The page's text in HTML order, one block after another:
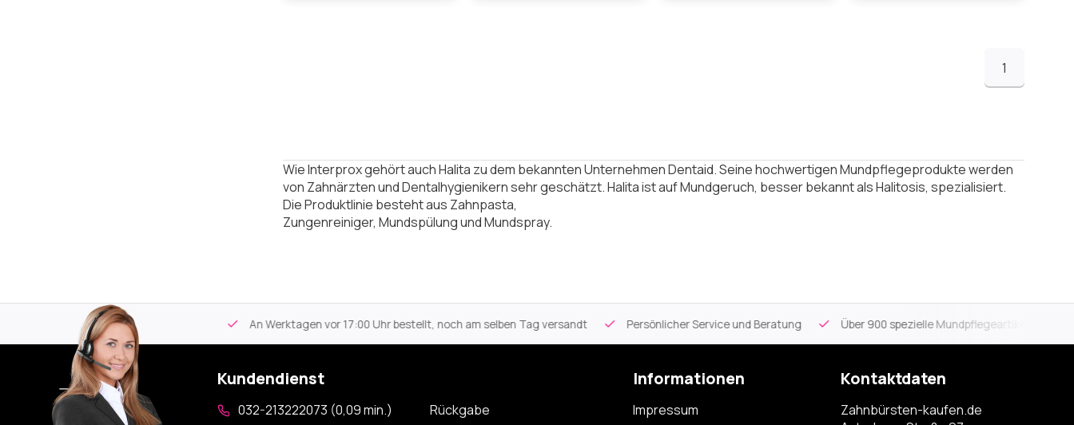
1
Wie Interprox gehört auch Halita zu dem bekannten Unternehmen Dentaid. Seine hochwertigen Mundpflegeprodukte werden
von Zahnärzten und Dentalhygienikern sehr geschätzt. Halita ist auf Mundgeruch, besser bekannt als Halitosis, spezialisiert.
Die Produktlinie besteht aus Zahnpasta,
Zungenreiniger, MundspülungundMundspray.
Kostenloser Versand An Werktagen vor 17:00 Uhr bestellt, noch am selben Tag versandt Persönlicher Service und Beratung Über 900 spezielle Mundpflegeartikel
Kundendienst
032-213222073 (0,09 min.)
Rückgabe
Informationen
Impressum
Kontaktdaten
Zahnbürsten-kaufen.de